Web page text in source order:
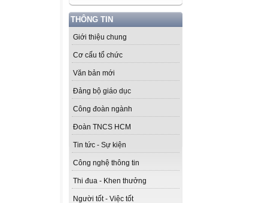
THÔNG TIN
Giới thiệu chung
Cơ cấu tổ chức
Văn bản mới
Đảng bộ giáo dục
Công đoàn ngành
Đoàn TNCS HCM
Tin tức - Sự kiện
Công nghệ thông tin
Thi đua - Khen thưởng
Người tốt - Việc tốt